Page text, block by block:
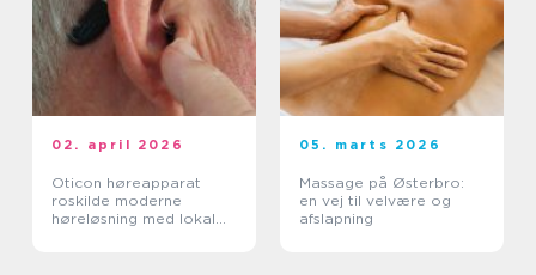
02. april 2026
Oticon høreapparat
roskilde moderne
høreløsning med lokal
05. marts 2026
Massage på Østerbro:
en vej til velvære og
afslapning